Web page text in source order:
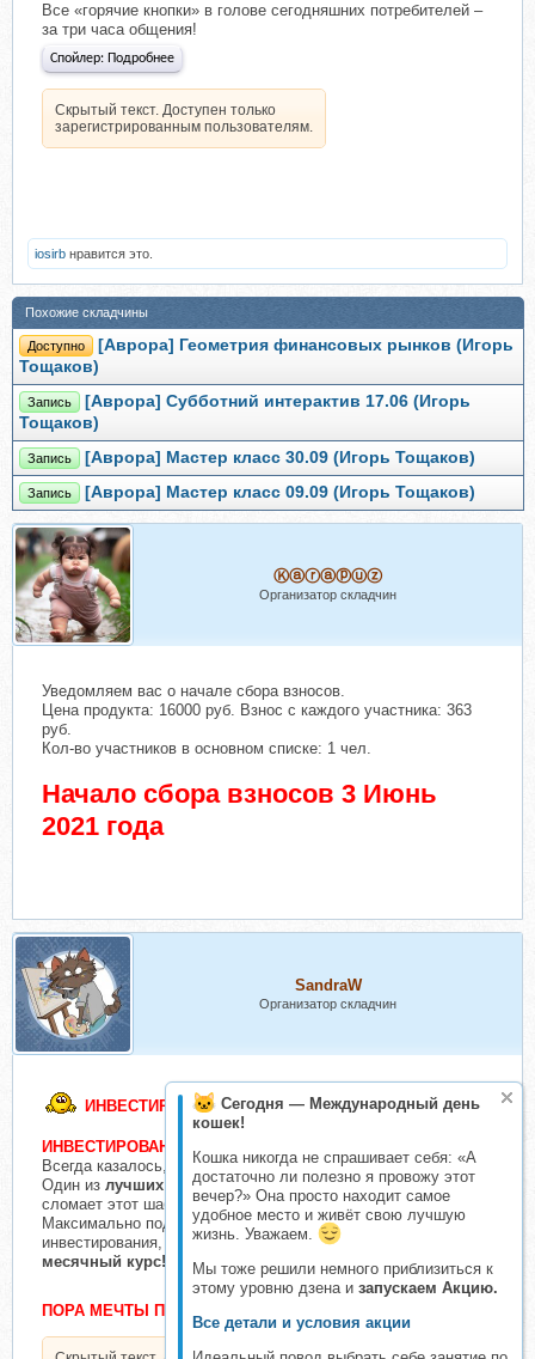
Сегодня — Международный день
кошек!
Кошка никогда не спрашивает себя: «А
достаточно ли полезно я провожу этот
вечер?» Она просто находит самое
удобное место и живёт свою лучшую
жизнь. Уважаем.
Мы тоже решили немного приблизиться к
этому уровню дзена и запускаем Акцию.
Все детали и условия акции
Все «горячие кнопки» в голове сегодняшних потребителей –
за три часа общения!
Спойлер: Подробнее
Скрытый текст. Доступен только
зарегистрированным пользователям.
iosirb нравится это.
Похожие складчины
Доступно
[Аврора] Геометрия финансовых рынков (Игорь
Тощаков)
Запись
[Аврора] Субботний интерактив 17.06 (Игорь
Тощаков)
Запись [Аврора] Мастер класс 30.09 (Игорь Тощаков)
Запись [Аврора] Мастер класс 09.09 (Игорь Тощаков)
Ⓚⓐⓡⓐⓟⓤⓩ
Организатор складчин
Уведомляем вас о начале сбора взносов.
Цена продукта: 16000 руб. Взнос с каждого участника: 363
руб.
Кол-во участников в основном списке: 1 чел.
Начало сбора взносов 3 Июнь
2021 года
SandraW
Организатор складчин
ИНВЕСТИРОВАНИЕ ТОЛЬКО ДЛЯ БОГАТЫХ?
ИНВЕСТИРОВАНИЕ - ЧТОБЫ СТАТЬ БОГАТЫМ!
Всегда казалось, что инвестирование - это что-то сложное?
Один из лучших инвесторов на СНГ рынкеФедор Сидоров
сломает этот шаблон.
Максимально подробно и доступно обучает всем тонкостям
инвестирования, записывайтесь насвежайший топовый 3-
месячный курс!
ПОРА МЕЧТЫ ПРЕВРАЩАТЬ В РЕАЛЬНОСТЬ!